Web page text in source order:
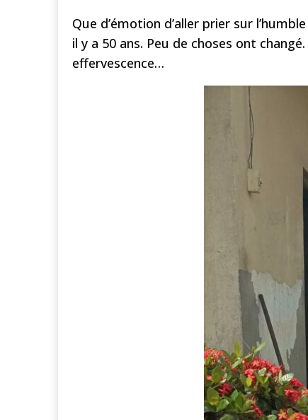
Que d’émotion d’aller prier sur
il y a 50 ans. Peu de choses ont
effervescence…